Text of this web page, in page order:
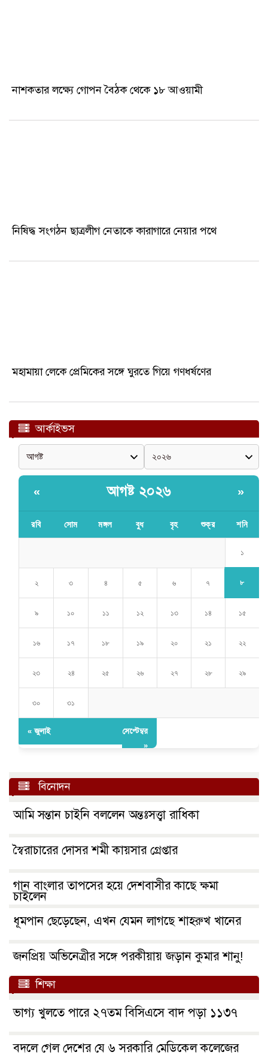
নাশকতার লক্ষ্যে গোপন বৈঠক থেকে ১৮ আওয়ামী
নিষিদ্ধ সংগঠন ছাত্রলীগ নেতাকে কারাগারে নেয়ার পথে
মহামায়া লেকে প্রেমিকের সঙ্গে ঘুরতে গিয়ে গণধর্ষণের
আর্কাইভস
« আগষ্ট ২০২৬ »
রবি সোম মঙ্গল বুধ বৃহ শুক্র শনি
১
২ ৩ ৪ ৫ ৬ ৭ ৮
৯ ১০ ১১ ১২ ১৩ ১৪ ১৫
১৬ ১৭ ১৮ ১৯ ২০ ২১ ২২
২৩ ২৪ ২৫ ২৬ ২৭ ২৮ ২৯
৩০ ৩১
« জুলাই
সেপ্টেম্বর
»
বিনোদন
আমি সন্তান চাইনি বললেন অন্তঃসত্ত্বা রাধিকা
স্বৈরাচারের দোসর শমী কায়সার গ্রেপ্তার
গান বাংলার তাপসের হয়ে দেশবাসীর কাছে ক্ষমা
চাইলেন
ধূমপান ছেড়েছেন, এখন যেমন লাগছে শাহরুখ খানের
জনপ্রিয় অভিনেত্রীর সঙ্গে পরকীয়ায় জড়ান কুমার শানু!
শিক্ষা
ভাগ্য খুলতে পারে ২৭তম বিসিএসে বাদ পড়া ১১৩৭
বদলে গেল দেশের যে ৬ সরকারি মেডিকেল কলেজের